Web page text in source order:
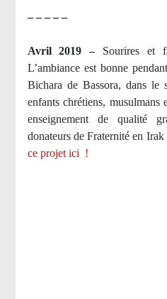
– – – – –
Avril 2019 – Sourires et
L’ambiance est bonne
Bichara de Bassora, dans
enfants chrétiens, musulmans
enseignement de qualité
donateurs de Fraternité en
ce projet ici !